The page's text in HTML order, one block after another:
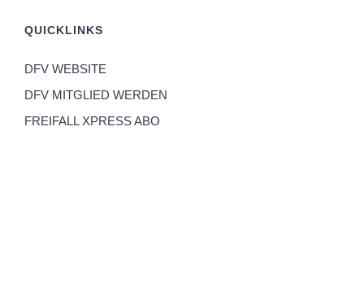
QUICKLINKS
DFV WEBSITE
DFV MITGLIED WERDEN
FREIFALL XPRESS ABO